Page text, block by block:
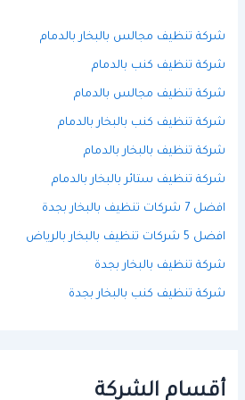
شركة تنظيف مجالس بالبخار بالدمام
شركة تنظيف كنب بالدمام
شركة تنظيف مجالس بالدمام
شركة تنظيف كنب بالبخار بالدمام
شركة تنظيف بالبخار بالدمام
شركة تنظيف ستائر بالبخار بالدمام
افضل 7 شركات تنظيف بالبخار بجدة
افضل 5 شركات تنظيف بالبخار بالرياض
شركة تنظيف بالبخار بجدة
شركة تنظيف كنب بالبخار بجدة
أقسام الشركة